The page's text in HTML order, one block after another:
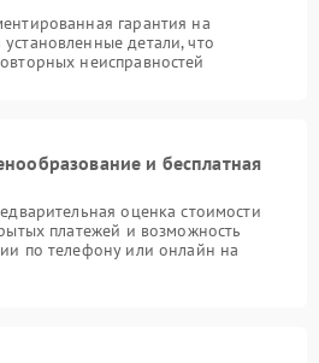
гарантия на
детали, что
неисправностей
и бесплатная
оценка стоимости
платежей и возможность
по телефону или онлайн на